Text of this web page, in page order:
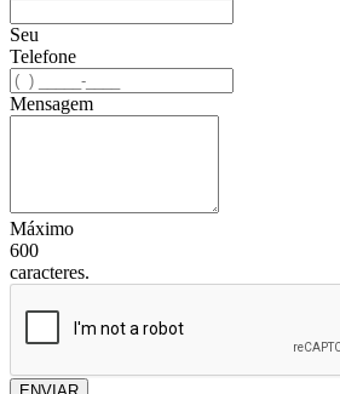
Seu
Telefone
Mensagem
Máximo
600
caracteres.